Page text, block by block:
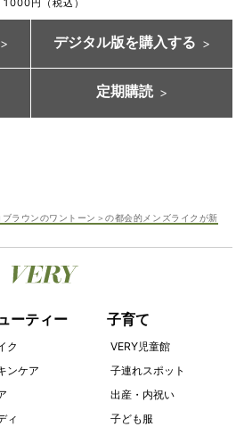
1000円（税込）
デジタル版を購入する
定期購読
ラウンのワントーン＞の都会的メンズライクが新
ーティー
ク
ンケア
ィ
子育て
VERY児童館
子連れスポット
出産・内祝い
子ども服